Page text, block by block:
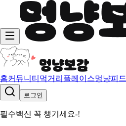
홈커뮤니티 먹거리 플레이스멍냥피드
로그인
필수백신 꼭 챙기세요-!